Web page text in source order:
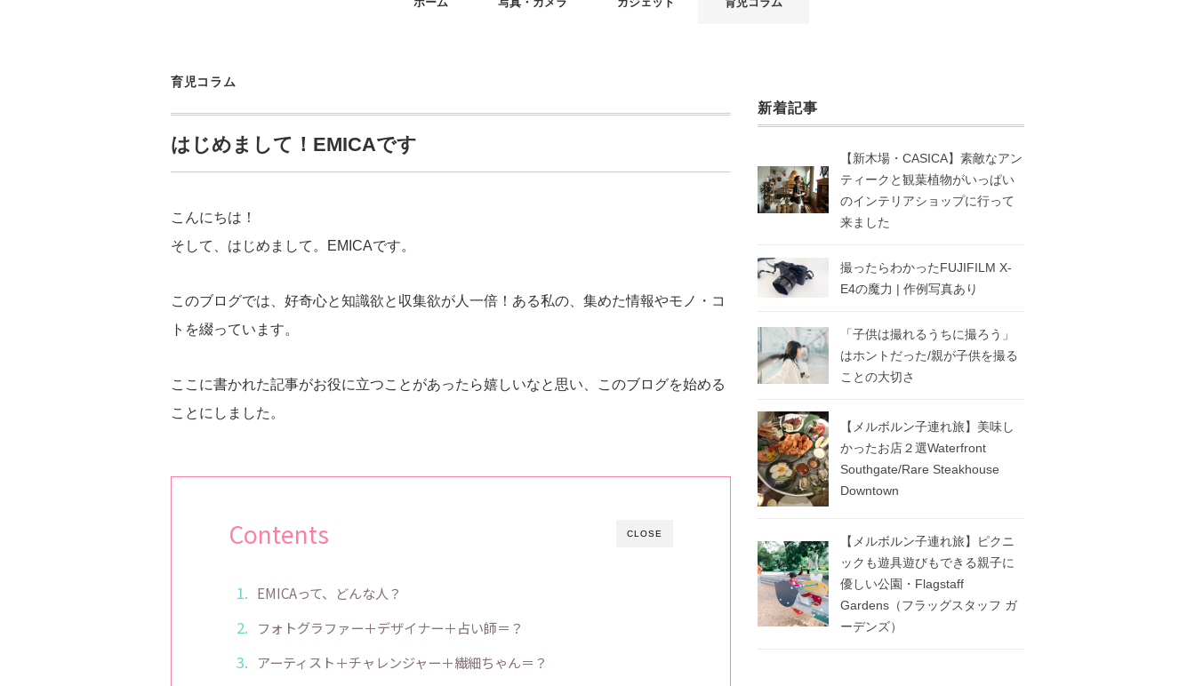
育児コラム
はじめまして！EMICAです
こんにちは！
そして、はじめまして。EMICAです。
このブログでは、好奇心と知識欲と収集欲が人一倍！ある私の、集めた情報やモノ・コ
トを綴っています。
ここに書かれた記事がお役に立つことがあったら嬉しいなと思い、このブログを始める
ことにしました。
CLOSE
Contents
EMICAって、どんな人？
フォトグラファー＋デザイナー＋占い師＝？
アーティスト＋チャレンジャー＋繊細ちゃん＝？
新着記事
【新木場・CASICA】素敵なアン
ティークと観葉植物がいっぱい
のインテリアショップに行って
来ました
撮ったらわかったFUJIFILM X-
E4の魔力 | 作例写真あり
「子供は撮れるうちに撮ろう」
はホントだった/親が子供を撮る
ことの大切さ
【メルボルン子連れ旅】美味し
かったお店２選Waterfront
Southgate/Rare Steakhouse
Downtown
【メルボルン子連れ旅】ピクニ
ックも遊具遊びもできる親子に
優しい公園・Flagstaff
Gardens（フラッグスタッフ ガ
ーデンズ）